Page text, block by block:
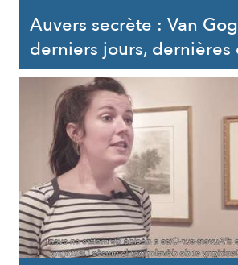
Auvers secrète : Van
derniers jours, dernières